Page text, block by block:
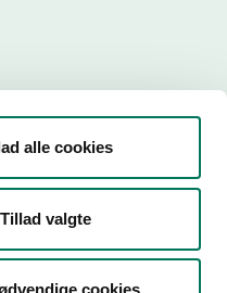
alle cookies
Tillad valgte
cookies